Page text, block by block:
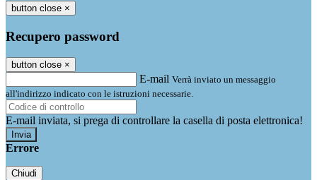
button close ×
Recupero password
button close ×
E-mail Verrà inviato un messaggio
all'indirizzo indicato con le istruzioni necessarie.
E-mail inviata, si prega di controllare la casella di posta elettronica!
Errore
Chiudi